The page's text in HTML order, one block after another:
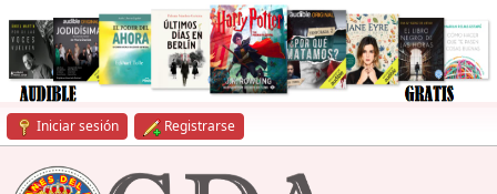
Iniciar sesión Registrarse